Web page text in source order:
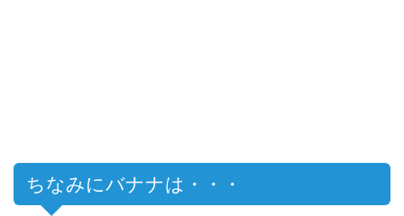
ちなみにバナナは・・・